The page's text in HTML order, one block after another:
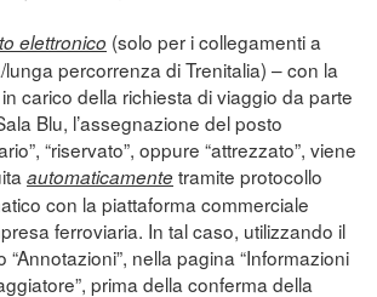
elettronico (solo per i collegamenti a
lunga percorrenza di Trenitalia) – con la
carico della richiesta di viaggio da parte
Blu, l’assegnazione del posto
“riservato”, oppure “attrezzato”, viene
automaticamentetramite protocollo
con la piattaforma commerciale
ferroviaria. In tal caso, utilizzando il
“Annotazioni”, nella pagina “Informazioni
prima della conferma della